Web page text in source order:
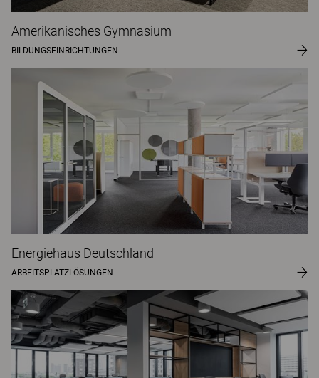
Amerikanisches Gymnasium
BILDUNGSEINRICHTUNGEN
Energiehaus Deutschland
ARBEITSPLATZLÖSUNGEN